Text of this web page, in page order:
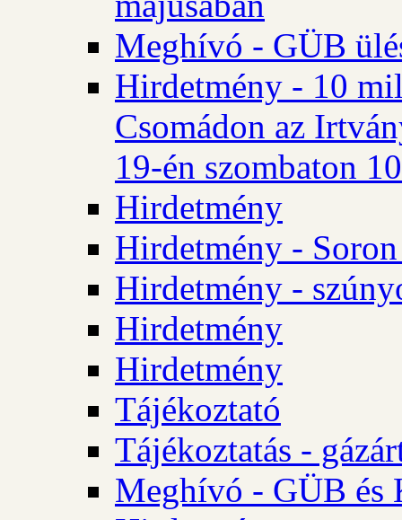
Meghívó - GÜB
Hirdetmény - 10
Csomádon az
19-én szombaton
Hirdetmény
Hirdetmény -
Hirdetmény -
Hirdetmény
Hirdetmény
Tájékoztató
Tájékoztatás -
Meghívó - GÜB és